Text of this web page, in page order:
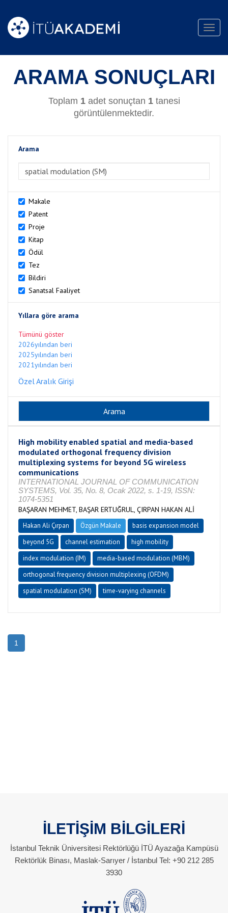
ARAMA SONUÇLARI
Toplam 1adet sonuçtan 1tanesi
görüntülenmektedir.
Arama
Makale
Patent
Proje
Kitap
Ödül
Tez
Bildiri
Sanatsal Faaliyet
Yıllara göre arama
Tümünü göster
2026yılından beri
2025yılından beri
2021yılından beri
Özel Aralık Girişi
High mobility enabled spatial and media-based
modulated orthogonal frequency division
multiplexing systems for beyond 5G wireless
communications
INTERNATIONAL JOURNAL OF COMMUNICATION
SYSTEMS, Vol. 35, No. 8, Ocak 2022, s. 1-19, ISSN:
1074-5351
BAŞARAN MEHMET, BAŞAR ERTUĞRUL, ÇIRPAN HAKAN ALİ
Hakan Ali Çırpan Özgün Makale
basis expansion model
beyond 5G
channel estimation
high mobility
index modulation (IM)
media-based modulation (MBM)
orthogonal frequency division multiplexing (OFDM)
spatial modulation (SM)
time-varying channels
1
İLETİŞİM BİLGİLERİ
İstanbul Teknik Üniversitesi Rektörlüğü İTÜ Ayazağa Kampüsü
Rektörlük Binası, Maslak-Sarıyer / İstanbul Tel: +90 212 285
3930